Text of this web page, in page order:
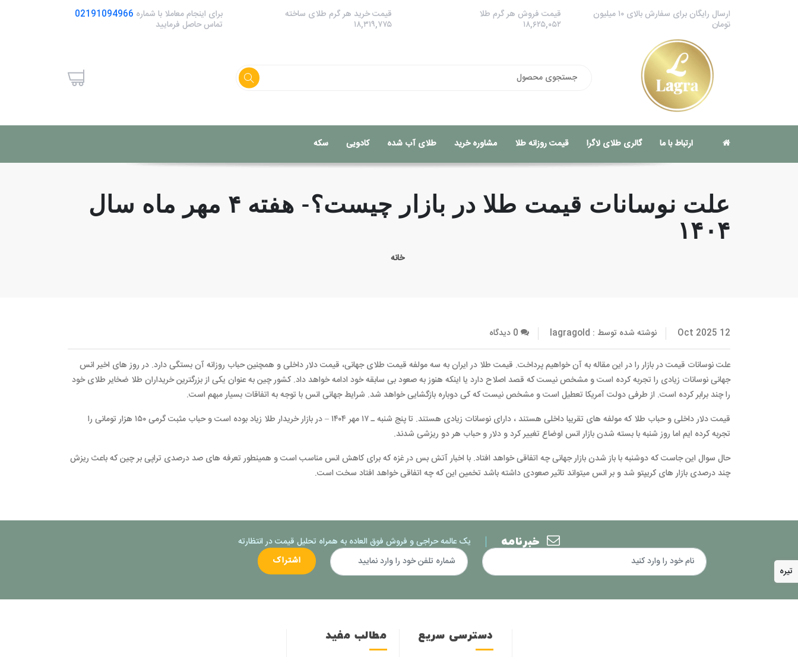
ارسال رایگان برای سفارش بالای ۱۰ میلیون
تومان
قیمت فروش هر گرم طلا
۱۸,۶۲۵,۰۵۲
قیمت خرید هر گرم طلای ساخته
۱۸,۳۱۹,۷۷۵
برای اینجام معاملا با شماره 02191094966
تماس حاصل فرمایید
ارتباط با ما گالری طلای لاگرا قیمت روزانه طلا مشاوره خرید طلای آب شده کادویی سکه
علت نوسانات قیمت طلا در بازار چیست؟- هفته ۴ مهر ماه سال
۱۴۰۴
خانه
12 Oct 2025 نوشته شده توسط : lagragold
علت نوسانات قیمت در بازار را در این مقاله به آن خواهیم پرداخت. قیمت طلا در ایران به سه مولفه قیمت طلای جهانی، قیمت دلار داخلی و همچنین حباب روزانه آن بستگی دارد. در روز های اخیر انس
جهانی نوسانات زیادی را تجربه کرده است و مشخص نیست که قصد اصلاح دارد یا اینکه هنوز به صعود بی سابقه خود ادامه خواهد داد. کشور چین به عنوان یکی از بزرگترین خریداران طلا ضخایر طلای خود
را چند برابر کرده است. از طرفی دولت آمریکا تعطیل است و مشخص نیست که کی دوباره بازگشایی خواهد شد. شرایط جهانی انس با توجه به اتفاقات بسیار مبهم است.
قیمت دلار داخلی و حباب طلا که مولفه های تقریبا داخلی هستند ، دارای نوسانات زیادی هستند. تا پنج شنبه ـ ۱۷ مهر ۱۴۰۴ – در بازار خریدار طلا زیاد بوده است و حباب مثبت گرمی ۱۵۰ هزار تومانی را
تجربه کرده ایم اما روز شنبه با بسته شدن بازار انس اوضاع تغییر کرد و دلار و حباب هر دو ریزشی شدند.
حال سوال این جاست که دوشنبه با باز شدن بازار جهانی چه اتفاقی خواهد افتاد. با اخبار آتش بس در غزه که برای کاهش انس مناسب است و همینطور تعرفه های صد درصدی تراپی بر چین که باعث ریزش
چند درصدی بازار های کریپتو شد و بر انس میتواند تاثیر صعودی داشته باشد تخمین این که چه اتفاقی خواهد افتاد سخت است.
خبرنامه
یک عالمه حراجی و فروش فوق العاده به همراه تحلیل قیمت در انتظارته
اشتراک
دسترسی سریع مطالب مفید
تیره